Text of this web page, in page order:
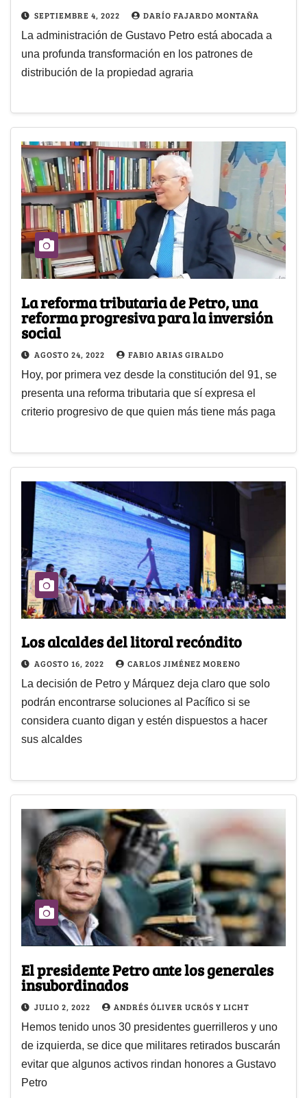
SEPTIEMBRE 4, 2022 DARÍO FAJARDO MONTAÑA
La administración de Gustavo Petro está abocada a
una profunda transformación en los patrones de
distribución de la propiedad agraria
La reforma tributaria de Petro, una
reforma progresiva para la inversión
social
AGOSTO 24, 2022 FABIO ARIAS GIRALDO
Hoy, por primera vez desde la constitución del 91, se
presenta una reforma tributaria que sí expresa el
criterio progresivo de que quien más tiene más paga
Los alcaldes del litoral recóndito
AGOSTO 16, 2022 CARLOS JIMÉNEZ MORENO
La decisión de Petro y Márquez deja claro que solo
podrán encontrarse soluciones al Pacífico si se
considera cuanto digan y estén dispuestos a hacer
sus alcaldes
El presidente Petro ante los generales
insubordinados
JULIO 2, 2022 ANDRÉS ÓLIVER UCRÓS Y LICHT
Hemos tenido unos 30 presidentes guerrilleros y uno
de izquierda, se dice que militares retirados buscarán
evitar que algunos activos rindan honores a Gustavo
Petro